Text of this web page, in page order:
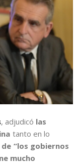
, adjudicó las
tanto en lo
de “los gobiernos
mucho